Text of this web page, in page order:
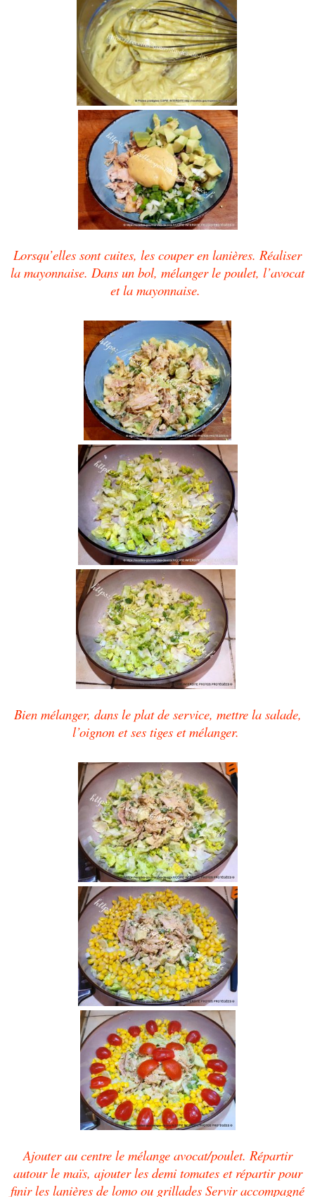
Lorsqu’elles sont cuites, les couper en lanières. Réaliser
la mayonnaise. Dans un bol, mélanger le poulet, l’avocat
et la mayonnaise.
Bien mélanger, dans le plat de service, mettre la salade,
l’oignon et ses tiges et mélanger.
Ajouter au centre le mélange avocat/poulet. Répartir
autour le maïs, ajouter les demi tomates et répartir pour
finir les lanières de lomo ou grillades Servir accompagné